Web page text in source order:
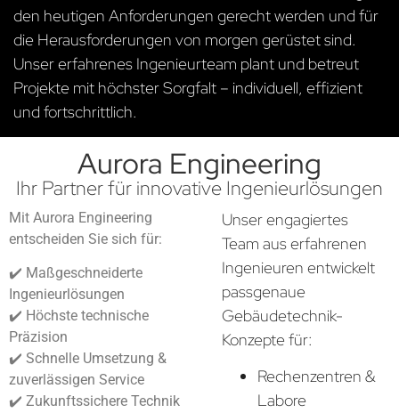
den heutigen Anforderungen gerecht werden und für
die Herausforderungen von morgen gerüstet sind.
Unser erfahrenes Ingenieurteam plant und betreut
Projekte mit höchster Sorgfalt – individuell, effizient
und fortschrittlich.
Aurora Engineering
Ihr Partner für innovative Ingenieurlösungen
Mit Aurora Engineering
entscheiden Sie sich für:
✔️ Maßgeschneiderte
Ingenieurlösungen
✔️ Höchste technische
Präzision
✔️ Schnelle Umsetzung &
zuverlässigen Service
✔️ Zukunftssichere Technik
Unser engagiertes
Team aus erfahrenen
Ingenieuren entwickelt
passgenaue
Gebäudetechnik-
Konzepte für:
Rechenzentren &
Labore